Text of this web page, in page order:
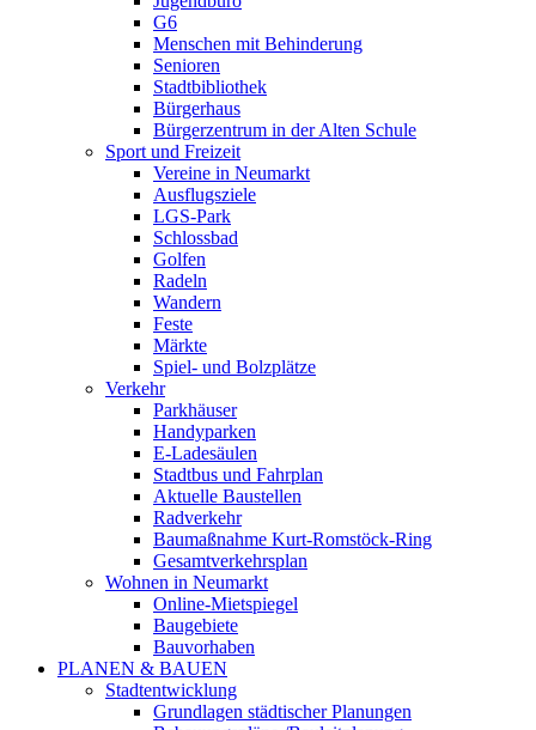
G6
Menschen mit Behinderung
Senioren
Stadtbibliothek
Bürgerhaus
Bürgerzentrum in der Alten Schule
Sport und Freizeit
Vereine in Neumarkt
Ausflugsziele
LGS-Park
Schlossbad
Golfen
Radeln
Wandern
Feste
Märkte
Spiel- und Bolzplätze
Verkehr
Parkhäuser
Handyparken
E-Ladesäulen
Stadtbus und Fahrplan
Aktuelle Baustellen
Radverkehr
Baumaßnahme Kurt-Romstöck-Ring
Gesamtverkehrsplan
Wohnen in Neumarkt
Online-Mietspiegel
Baugebiete
Bauvorhaben
PLANEN & BAUEN
Stadtentwicklung
Grundlagen städtischer Planungen